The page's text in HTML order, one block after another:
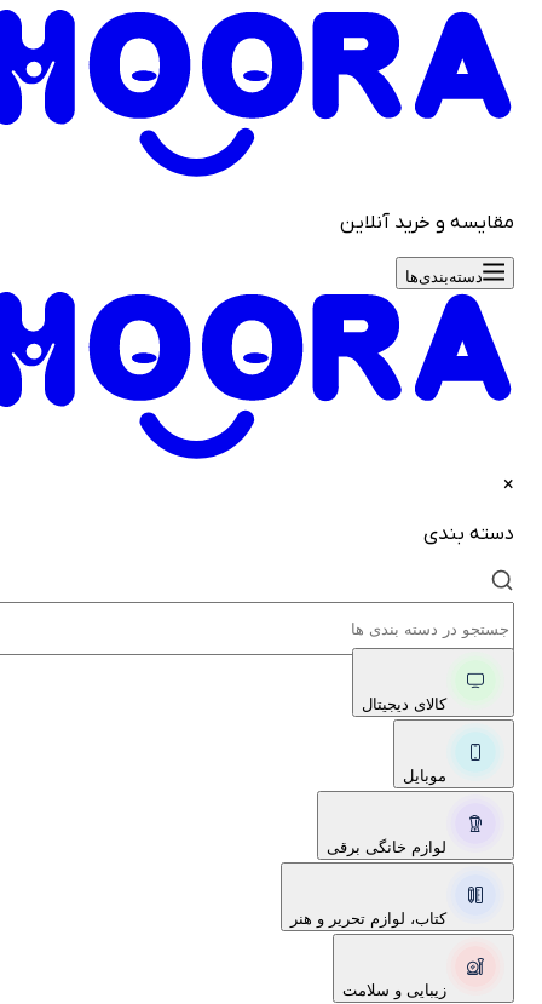
و خرید آنلاین
دسته‌بندی‌ها
بندی
کالای دیجیتال
موبایل
لوازم خانگی برقی
کتاب، لوازم تحریر و هنر
زیبایی و سلامت